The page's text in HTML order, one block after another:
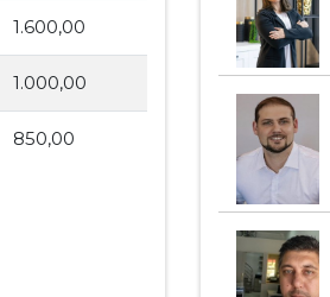
1.600,00
1.000,00
850,00